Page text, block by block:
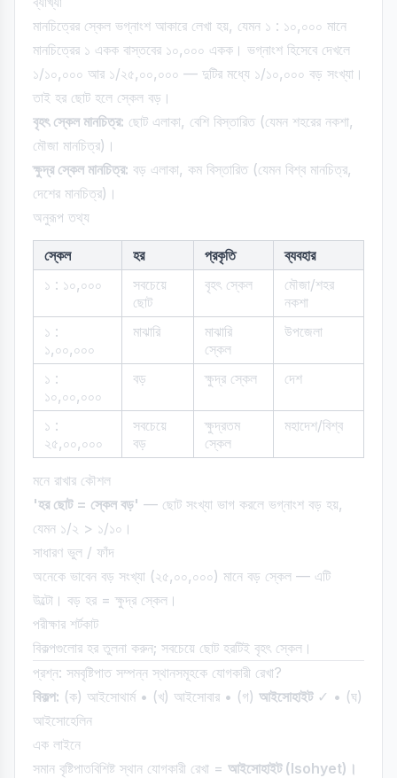
মানচিত্রের স্কেল ভগ্নাংশ আকারে লেখা হয়, যেমন ১ : ১০,০০০ মানে
মানচিত্রের ১ একক বাস্তবের ১০,০০০ একক। ভগ্নাংশ হিসেবে দেখলে
১/১০,০০০ আর ১/২৫,০০,০০০ — দুটির মধ্যে ১/১০,০০০ বড় সংখ্যা।
তাই হর ছোট হলে স্কেল বড়।
বৃহৎ স্কেল মানচিত্র: ছোট এলাকা, বেশি বিস্তারিত (যেমন শহরের নকশা,
মৌজা মানচিত্র)।
ক্ষুদ্র স্কেল মানচিত্র: বড় এলাকা, কম বিস্তারিত (যেমন বিশ্ব মানচিত্র,
দেশের মানচিত্র)।
অনুরূপ তথ্য
স্কেল হর প্রকৃতি
ব্যবহার
১ : ১০,০০০
সবচেয়ে
ছোট
বৃহৎ স্কেল
মৌজা/শহর
নকশা
১ :
১,০০,০০০
মাঝারি
মাঝারি
স্কেল
উপজেলা
১ :
১০,০০,০০০
বড় ক্ষুদ্র স্কেল দেশ
১ :
২৫,০০,০০০
সবচেয়ে
বড়
ক্ষুদ্রতম
স্কেল
মহাদেশ/বিশ্ব
মনে রাখার কৌশল
'হর ছোট = স্কেল বড়' — ছোট সংখ্যা ভাগ করলে ভগ্নাংশ বড় হয়,
যেমন ১/২ > ১/১০।
সাধারণ ভুল / ফাঁদ
অনেকে ভাবেন বড় সংখ্যা (২৫,০০,০০০) মানে বড় স্কেল — এটি
উল্টো। বড় হর = ক্ষুদ্র স্কেল।
পরীক্ষার শর্টকাট
বিকল্পগুলোর হর তুলনা করুন; সবচেয়ে ছোট হরটিই বৃহৎ স্কেল।
প্রশ্ন: সমবৃষ্টিপাত সম্পন্ন স্থানসমূহকে যোগকারী রেখা?
বিকল্প: (ক) আইসোথার্ম • (খ) আইসোবার • (গ) আইসোহাইট✓ • (ঘ)
আইসোহেলিন
এক লাইনে
সমান বৃষ্টিপাতবিশিষ্ট স্থান যোগকারী রেখা = আইসোহাইট (Isohyet)।